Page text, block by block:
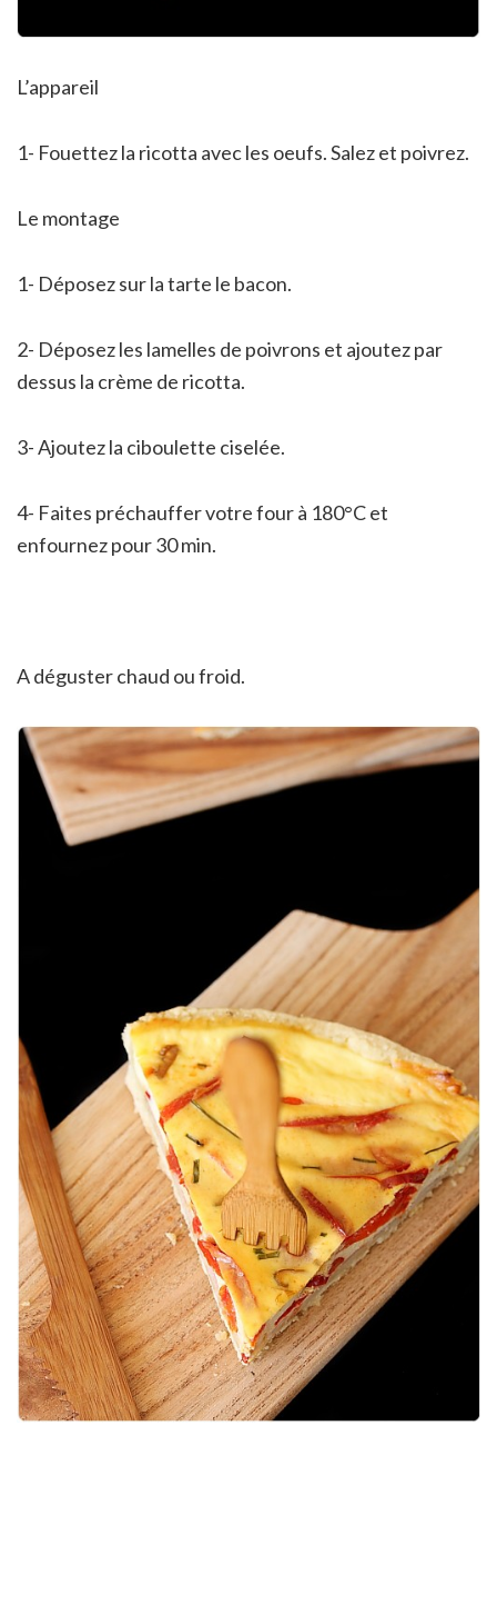
L’appareil
1- Fouettez la ricotta avec les oeufs. Salez et poivrez.
Le montage
1- Déposez sur la tarte le bacon.
2- Déposez les lamelles de poivrons et ajoutez par
dessus la crème de ricotta.
3- Ajoutez la ciboulette ciselée.
4- Faites préchauffer votre four à 180°C et
enfournez pour 30 min.
A déguster chaud ou froid.